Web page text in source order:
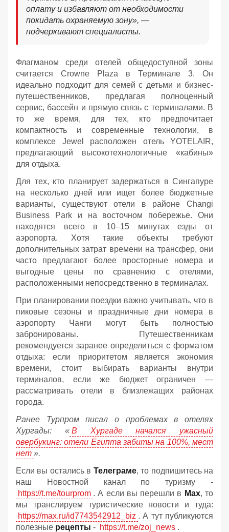
оплату и избавляют от необходимости
покидать охраняемую зону», —
подчеркивают специалисты.
Флагманом среди отелей общедоступной зоны
считается Crowne Plaza в Терминале 3. Он
идеально подходит для семей с детьми и бизнес-
путешественников, предлагая полноценный
сервис, бассейн и прямую связь с терминалами. В
то же время, для тех, кто предпочитает
компактность и современные технологии, в
комплексе Jewel расположен отель YOTELAIR,
предлагающий высокотехнологичные «кабины»
для отдыха.
Для тех, кто планирует задержаться в Сингапуре
на несколько дней или ищет более бюджетные
варианты, существуют отели в районе Changi
Business Park и на восточном побережье. Они
находятся всего в 10–15 минутах езды от
аэропорта. Хотя такие объекты требуют
дополнительных затрат времени на трансфер, они
часто предлагают более просторные номера и
выгодные цены по сравнению с отелями,
расположенными непосредственно в терминалах.
При планировании поездки важно учитывать, что в
пиковые сезоны и праздничные дни номера в
аэропорту Чанги могут быть полностью
забронированы. Путешественникам
рекомендуется заранее определиться с форматом
отдыха: если приоритетом является экономия
времени, стоит выбирать варианты внутри
терминалов, если же бюджет ограничен —
рассматривать отели в близлежащих районах
города.
Ранее Турпром писал о проблемах в отелях
Хургады: « В Хургаде начался ужасный
овербукинг: отели Египта забиты на 100%, мест
нет ».
Если вы остались в Телеграме, то подпишитесь на
наш Новостной канал по туризму -
https://t.me/tourprom . А если вы перешли в Мах, то
мы транслируем туристические новости и туда:
https://max.ru/id7743542912_biz . А тут публикуются
полезные рецепты - https://t.me/zoj_news .